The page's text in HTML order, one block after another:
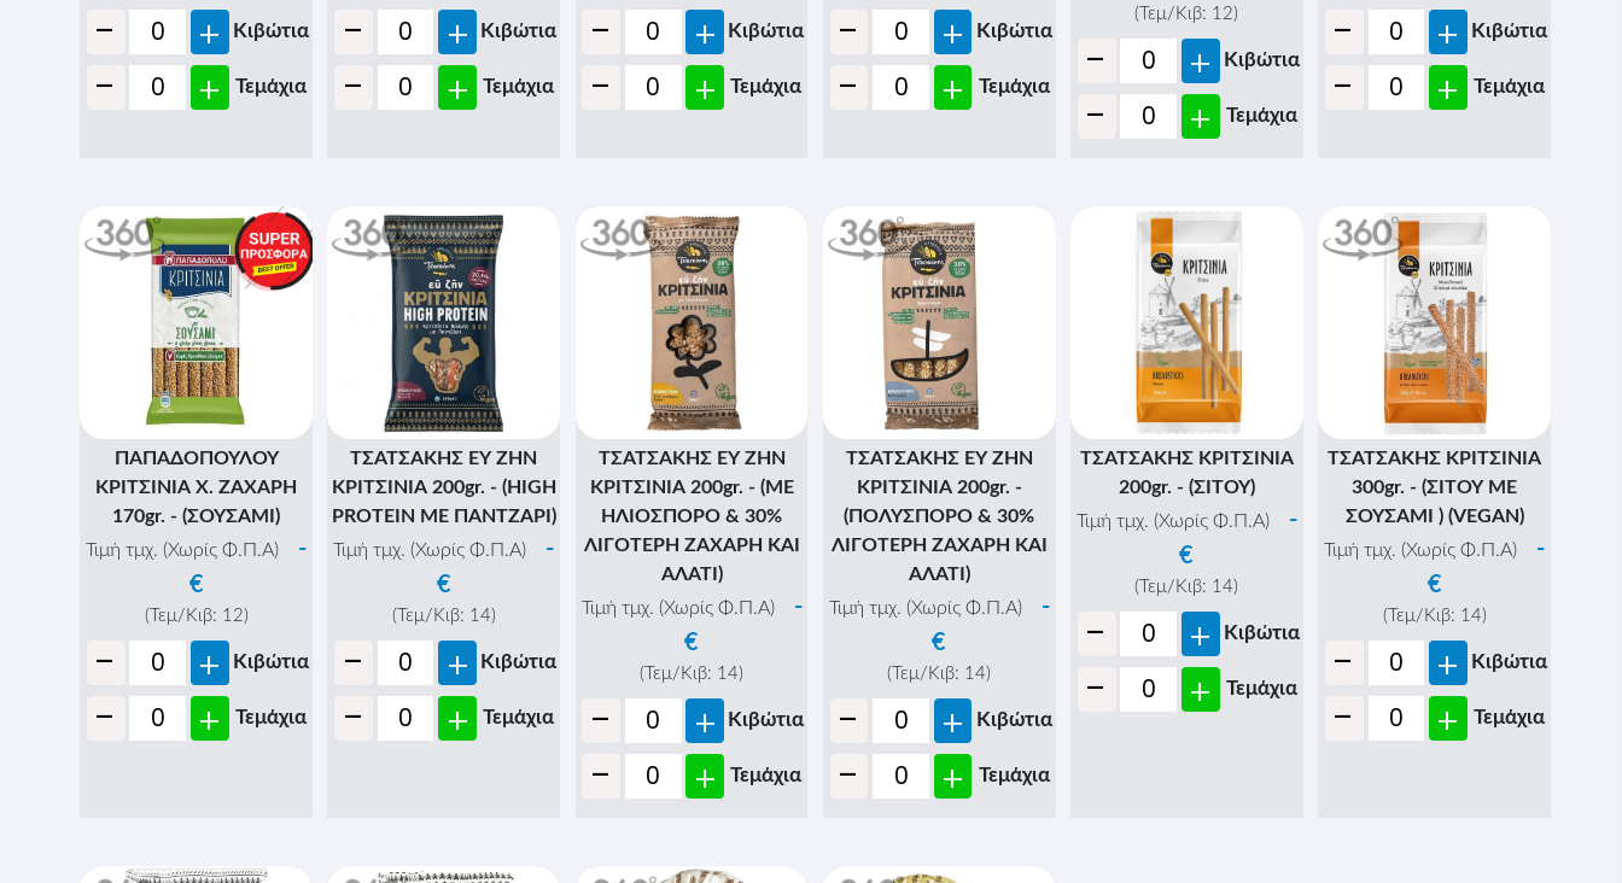
- + Κιβώτια
- + Τεμάχια
- + Κιβώτια
- + Τεμάχια
- + Κιβώτια
- + Τεμάχια
- + Κιβώτια
- + Τεμάχια
(Τεμ/Κιβ: 12)
- + Κιβώτια
- + Τεμάχια
- + Κιβώτια
- + Τεμάχια
ΠΑΠΑΔΟΠΟΥΛΟΥ
ΚΡΙΤΣΙΝΙΑ Χ. ΖΑΧΑΡΗ
170gr. - (ΣΟΥΣΑΜΙ)
Τιμή τμχ. (Χωρίς Φ.Π.Α)
-
€
(Τεμ/Κιβ: 12)
- + Κιβώτια
- + Τεμάχια
ΤΣΑΤΣΑΚΗΣ ΕΥ ΖΗΝ
ΚΡΙΤΣΙΝΙΑ 200gr. - (HIGH
PROTEIN ΜΕ ΠΑΝΤΖΑΡΙ)
Τιμή τμχ. (Χωρίς Φ.Π.Α)
-
€
(Τεμ/Κιβ: 14)
- + Κιβώτια
- + Τεμάχια
ΤΣΑΤΣΑΚΗΣ ΕΥ ΖΗΝ
ΚΡΙΤΣΙΝΙΑ 200gr. - (ΜΕ
ΗΛΙΟΣΠΟΡΟ & 30%
ΛΙΓΟΤΕΡΗ ΖΑΧΑΡΗ ΚΑΙ
ΑΛΑΤΙ)
Τιμή τμχ. (Χωρίς Φ.Π.Α)
-
€
(Τεμ/Κιβ: 14)
- + Κιβώτια
- + Τεμάχια
ΤΣΑΤΣΑΚΗΣ ΕΥ ΖΗΝ
ΚΡΙΤΣΙΝΙΑ 200gr. -
(ΠΟΛΥΣΠΟΡΟ & 30%
ΛΙΓΟΤΕΡΗ ΖΑΧΑΡΗ ΚΑΙ
ΑΛΑΤΙ)
Τιμή τμχ. (Χωρίς Φ.Π.Α)
-
€
(Τεμ/Κιβ: 14)
- + Κιβώτια
- + Τεμάχια
ΤΣΑΤΣΑΚΗΣ ΚΡΙΤΣΙΝΙΑ
200gr. - (ΣΙΤΟΥ)
Τιμή τμχ. (Χωρίς Φ.Π.Α)
-
€
(Τεμ/Κιβ: 14)
- + Κιβώτια
- + Τεμάχια
ΤΣΑΤΣΑΚΗΣ ΚΡΙΤΣΙΝΙΑ
300gr. - (ΣΙΤΟΥ ΜΕ
ΣΟΥΣΑΜΙ ) (VEGAN)
Τιμή τμχ. (Χωρίς Φ.Π.Α)
-
€
(Τεμ/Κιβ: 14)
- + Κιβώτια
- + Τεμάχια